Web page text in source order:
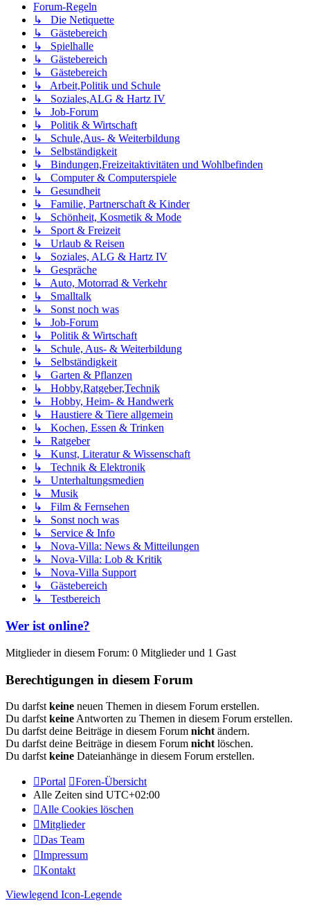
Forum-Regeln
↳ Die Netiquette
↳ Gästebereich
↳ Spielhalle
↳ Gästebereich
↳ Gästebereich
↳ Arbeit,Politik und Schule
↳ Soziales,ALG & Hartz IV
↳ Job-Forum
↳ Politik & Wirtschaft
↳ Schule,Aus- & Weiterbildung
↳ Selbständigkeit
↳ Bindungen,Freizeitaktivitäten und Wohlbefinden
↳ Computer & Computerspiele
↳ Gesundheit
↳ Familie, Partnerschaft & Kinder
↳ Schönheit, Kosmetik & Mode
↳ Sport & Freizeit
↳ Urlaub & Reisen
↳ Soziales, ALG & Hartz IV
↳ Gespräche
↳ Auto, Motorrad & Verkehr
↳ Smalltalk
↳ Sonst noch was
↳ Job-Forum
↳ Politik & Wirtschaft
↳ Schule, Aus- & Weiterbildung
↳ Selbständigkeit
↳ Garten & Pflanzen
↳ Hobby,Ratgeber,Technik
↳ Hobby, Heim- & Handwerk
↳ Haustiere & Tiere allgemein
↳ Kochen, Essen & Trinken
↳ Ratgeber
↳ Kunst, Literatur & Wissenschaft
↳ Technik & Elektronik
↳ Unterhaltungsmedien
↳ Musik
↳ Film & Fernsehen
↳ Sonst noch was
↳ Service & Info
↳ Nova-Villa: News & Mitteilungen
↳ Nova-Villa: Lob & Kritik
↳ Nova-Villa Support
↳ Gästebereich
↳ Testbereich
Wer ist online?
Mitglieder in diesem Forum: 0 Mitglieder und 1 Gast
Berechtigungen in diesem Forum
Du darfst keine neuen Themen in diesem Forum erstellen.
Du darfst keine Antworten zu Themen in diesem Forum erstellen.
Du darfst deine Beiträge in diesem Forum nicht ändern.
Du darfst deine Beiträge in diesem Forum nicht löschen.
Du darfst keine Dateianhänge in diesem Forum erstellen.
Portal
Foren-Übersicht
Alle Zeiten sind UTC+02:00
Alle Cookies löschen
Mitglieder
Das Team
Impressum
Kontakt
Viewlegend Icon-Legende